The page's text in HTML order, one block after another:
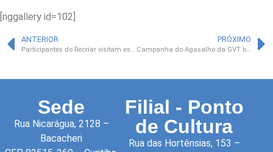
[nggallery id=102]
ANTERIOR
Participantes do Recriar visitam escola de dança
PRÓXIMO
Campanha do Agasalho da GVT beneficia a São Roque
Sede
Rua Nicarágua, 2128 –
Bacacheri
Filial - Ponto
de Cultura
Rua das Hortênsias, 153 –